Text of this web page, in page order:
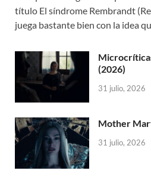
título El síndrome Rembrandt
juega bastante bien con la idea
(2026)
31 julio, 2026
Mother
31 julio, 2026